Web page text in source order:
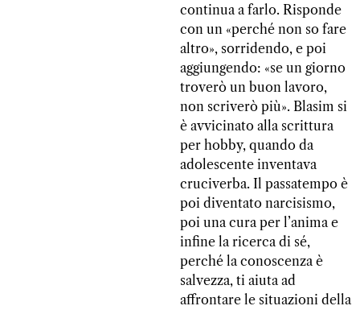
continua a farlo. Risponde
con un «perché non so fare
altro», sorridendo, e poi
aggiungendo: «se un giorno
troverò un buon lavoro,
non scriverò più». Blasim si
è avvicinato alla scrittura
per hobby, quando da
adolescente inventava
cruciverba. Il passatempo è
poi diventato narcisismo,
poi una cura per l’anima e
infine la ricerca di sé,
perché la conoscenza è
salvezza, ti aiuta ad
affrontare le situazioni della